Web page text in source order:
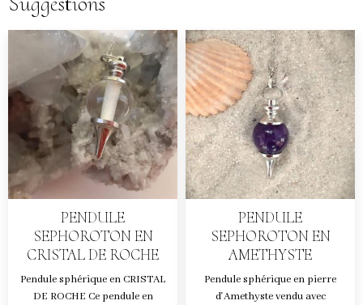
PENDULE
SEPHOROTON EN
CRISTAL DE ROCHE
Pendule sphérique en CRISTAL
DE ROCHE Ce pendule en
PENDULE
SEPHOROTON EN
AMETHYSTE
Pendule sphérique en pierre
d'Amethyste vendu avec